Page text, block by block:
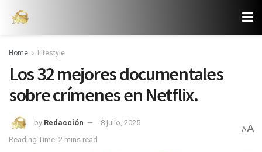
Home Lifestyle
Los 32 mejores documentales
sobre crímenes en Netflix.
by Redacción
8 julio, 2025
Reading Time: 2 mins read
AA